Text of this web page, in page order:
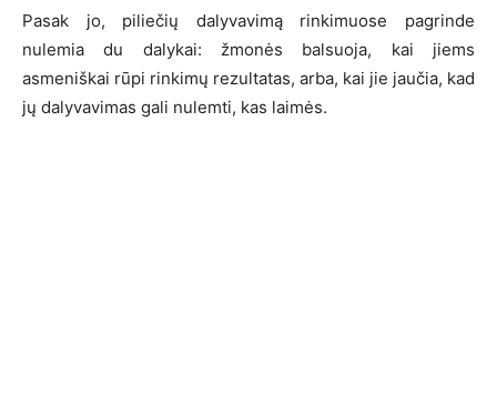
Pasak jo, piliečių dalyvavimą rinkimuose pagrinde
nulemia du dalykai: žmonės balsuoja, kai jiems
asmeniškai rūpi rinkimų rezultatas, arba, kai jie jaučia, kad
jų dalyvavimas gali nulemti, kas laimės.